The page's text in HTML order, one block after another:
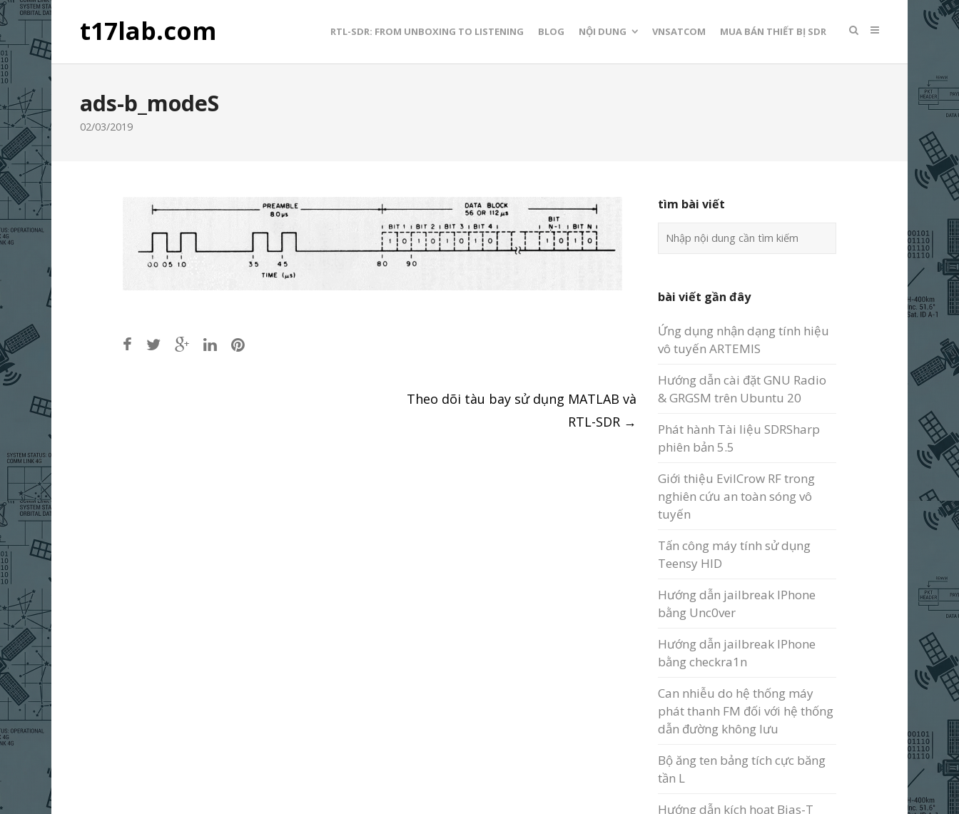
t17lab.com RTL-SDR: FROM UNBOXING TO LISTENING BLOG NỘI DUNG VNSATCOM MUA BÁN THIẾT BỊ SDR
ads-b_modeS
02/03/2019
Theo dõi tàu bay sử dụng MATLAB và
RTL-SDR →
tìm bài viết
bài viết gần đây
Ứng dụng nhận dạng tính hiệu
vô tuyến ARTEMIS
Hướng dẫn cài đặt GNU Radio
& GRGSM trên Ubuntu 20
Phát hành Tài liệu SDRSharp
phiên bản 5.5
Giới thiệu EvilCrow RF trong
nghiên cứu an toàn sóng vô
tuyến
Tấn công máy tính sử dụng
Teensy HID
Hướng dẫn jailbreak IPhone
bằng Unc0ver
Hướng dẫn jailbreak IPhone
bằng checkra1n
Can nhiễu do hệ thống máy
phát thanh FM đối với hệ thống
dẫn đường không lưu
Bộ ăng ten bảng tích cực băng
tần L
Hướng dẫn kích hoạt Bias-T